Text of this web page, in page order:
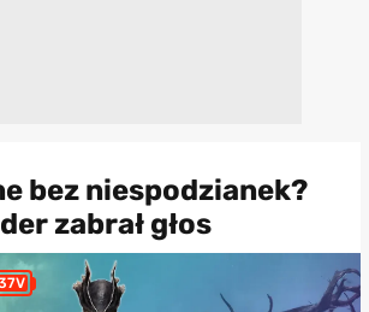
bez niespodzianek?
zabrał głos